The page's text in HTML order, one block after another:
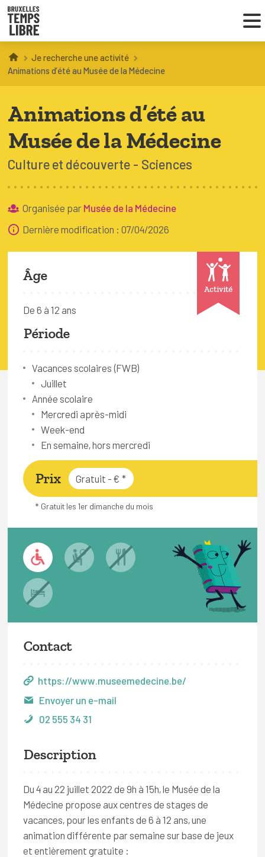
Infos parents
Coordinations ATL
Bruxelles Temps Libre
Je recherche une activité
Animations d’été au Musée de la Médecine
Animations d’été au
Musée de la Médecine
Culture et découverte Sciences
Organisée par Musée de la Médecine
Dernière modification : 07/04/2026
Activité
Âge
De 6 à 12 ans
Période
Vacances scolaires (FWB)
Juillet
Année scolaire
Mercredi après-midi
Week-end
En semaine, hors mercredi
Prix Gratuit - € *
* Gratuit les 1er dimanche du mois
Contact
https://www.museemedecine.be/
Envoyer un e-mail
02 555 34 31
Description
Du 4 au 22 juillet 2022 de 9h à 15h, le Musée de la
Médecine propose aux centres de stages de
vacances, pour les enfants de 6 à 12 ans, une
animation différente par semaine sur base de jeux
et entièrement gratuite :